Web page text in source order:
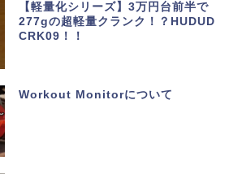
【軽量化シリーズ】3万円台前半で
277gの超軽量クランク！？HUDUD
CRK09！！
Workout Monitorについて